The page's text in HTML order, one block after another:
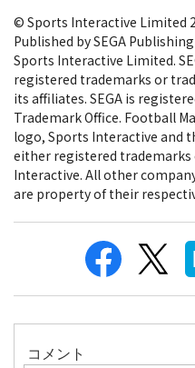
© Sports Interactive Limited
Published by SEGA
Sports Interactive Limited.
registered trademarks or
its affiliates. SEGA is
Trademark Office. Football
logo, Sports Interactive and
either registered
Interactive. All other
are property of their